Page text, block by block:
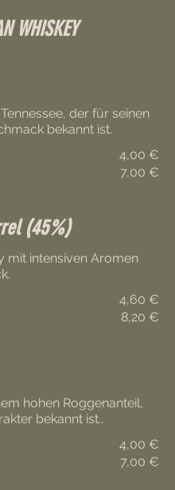
WHISKEY
der für seinen
bekannt ist.
4,00 €
7,00 €
(45%)
mit intensiven Aromen
4,60 €
8,20 €
hohen Roggenanteil,
bekannt ist..
4,00 €
7,00 €